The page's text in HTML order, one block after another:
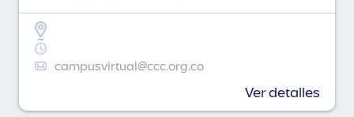
campusvirtual@ccc.org.co
Ver detalles